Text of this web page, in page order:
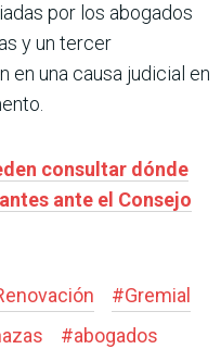
por los abogados
y un tercer
en una causa judicial en
consultar dónde
ante el Consejo
#Gremial
#abogados